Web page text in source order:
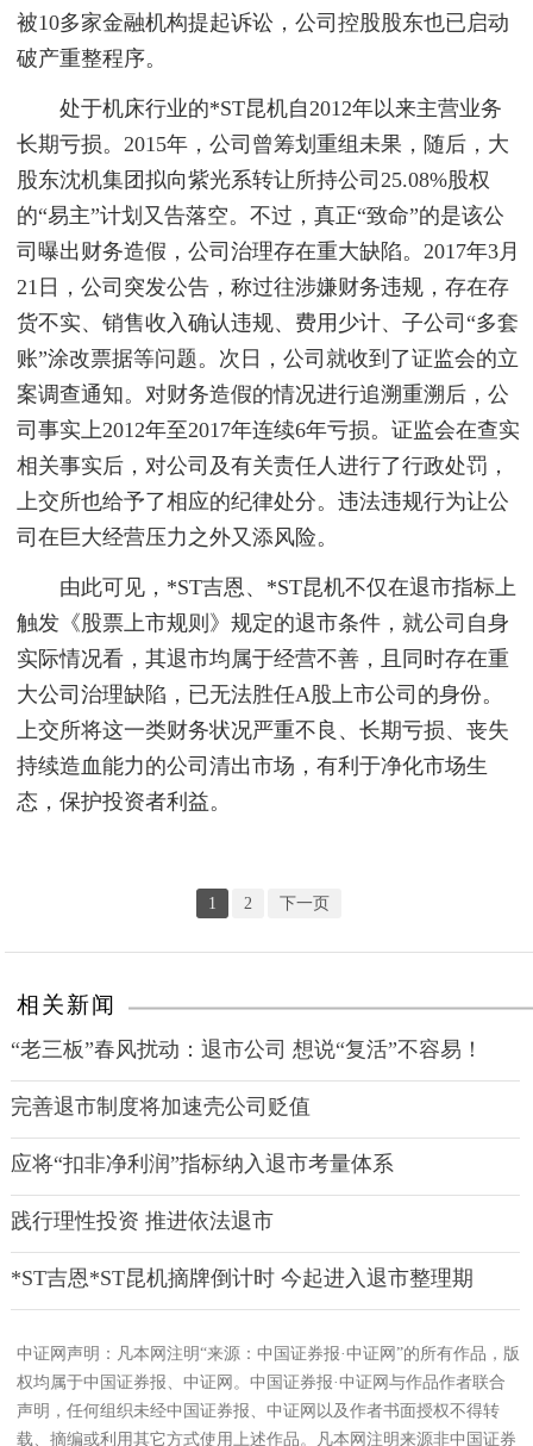
被10多家金融机构提起诉讼，公司控股股东也已启动
破产重整程序。
处于机床行业的*ST昆机自2012年以来主营业务
长期亏损。2015年，公司曾筹划重组未果，随后，大
股东沈机集团拟向紫光系转让所持公司25.08%股权
的“易主”计划又告落空。不过，真正“致命”的是该公
司曝出财务造假，公司治理存在重大缺陷。2017年3月
21日，公司突发公告，称过往涉嫌财务违规，存在存
货不实、销售收入确认违规、费用少计、子公司“多套
账”涂改票据等问题。次日，公司就收到了证监会的立
案调查通知。对财务造假的情况进行追溯重溯后，公
司事实上2012年至2017年连续6年亏损。证监会在查实
相关事实后，对公司及有关责任人进行了行政处罚，
上交所也给予了相应的纪律处分。违法违规行为让公
司在巨大经营压力之外又添风险。
由此可见，*ST吉恩、*ST昆机不仅在退市指标上
触发《股票上市规则》规定的退市条件，就公司自身
实际情况看，其退市均属于经营不善，且同时存在重
大公司治理缺陷，已无法胜任A股上市公司的身份。
上交所将这一类财务状况严重不良、长期亏损、丧失
持续造血能力的公司清出市场，有利于净化市场生
态，保护投资者利益。
1 2 下一页
相关新闻
“老三板”春风扰动：退市公司 想说“复活”不容易！
完善退市制度将加速壳公司贬值
应将“扣非净利润”指标纳入退市考量体系
践行理性投资 推进依法退市
*ST吉恩*ST昆机摘牌倒计时 今起进入退市整理期
中证网声明：凡本网注明“来源：中国证券报·中证网”的所有作品，版
权均属于中国证券报、中证网。中国证券报·中证网与作品作者联合
声明，任何组织未经中国证券报、中证网以及作者书面授权不得转
载、摘编或利用其它方式使用上述作品。凡本网注明来源非中国证券